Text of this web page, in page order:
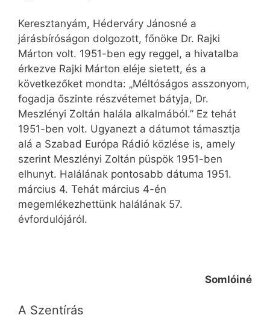
Keresztanyám, Héderváry Jánosné a
járásbíróságon dolgozott, főnöke Dr. Rajki
Márton volt. 1951-ben egy reggel, a hivatalba
érkezve Rajki Márton eléje sietett, és a
következőket mondta: „Méltóságos asszonyom,
fogadja őszinte részvétemet bátyja, Dr.
Meszlényi Zoltán halála alkalmából.” Ez tehát
1951-ben volt. Ugyanezt a dátumot támasztja
alá a Szabad Európa Rádió közlése is, amely
szerint Meszlényi Zoltán püspök 1951-ben
elhunyt. Halálának pontosabb dátuma 1951.
március 4. Tehát március 4-én
megemlékezhettünk halálának 57.
évfordulójáról.
Somlóiné
A Szentírás